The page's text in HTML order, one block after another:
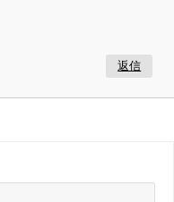
返信